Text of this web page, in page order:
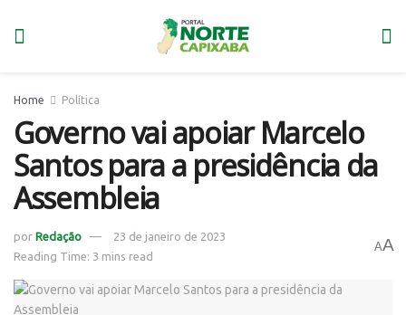
Home Política
Governo vai apoiar Marcelo
Santos para a presidência da
Assembleia
por Redação
23 de janeiro de 2023
Reading Time: 3 mins read
AA